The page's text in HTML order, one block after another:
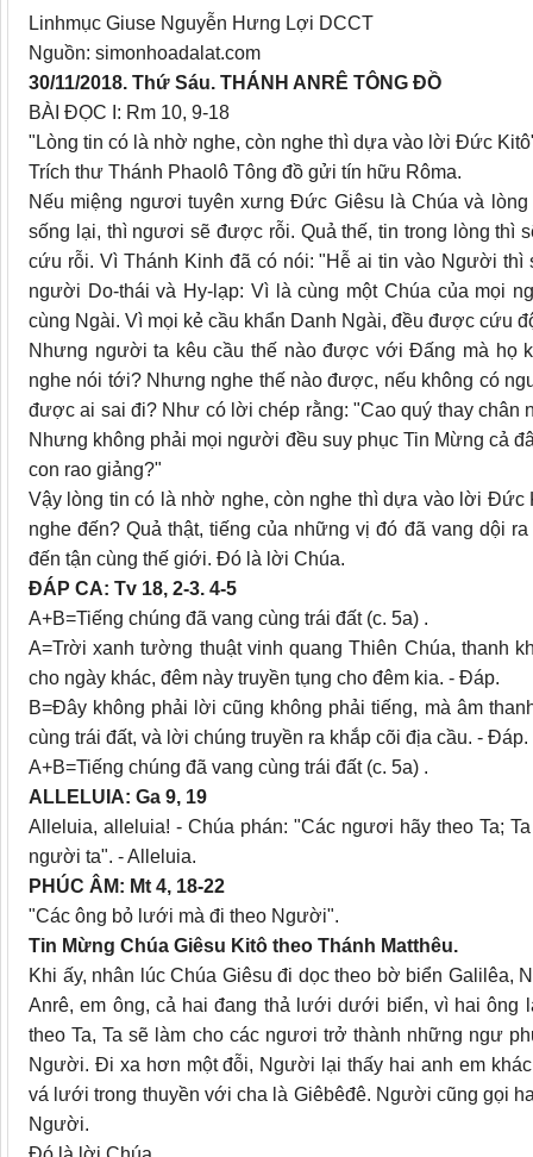
Linhmục Giuse Nguyễn Hưng Lợi DCCT
Nguồn: simonhoadalat.com
30/11/2018. Thứ Sáu. THÁNH ANRÊ TÔNG ĐỒ
BÀI ĐỌC I: Rm 10, 9-18
"Lòng tin có là nhờ nghe, còn nghe thì dựa vào lời Đức
Trích thư Thánh Phaolô Tông đồ gửi tín hữu Rôma.
Nếu miệng ngươi tuyên xưng Đức Giêsu là Chúa và
sống lại, thì ngươi sẽ được rỗi. Quả thế, tin trong lòng thì
cứu rỗi. Vì Thánh Kinh đã có nói: "Hễ ai tin vào Người
người Do-thái và Hy-lạp: Vì là cùng một Chúa của mọi
cùng Ngài. Vì mọi kẻ cầu khẩn Danh Ngài, đều được cứu
Nhưng người ta kêu cầu thế nào được với Đấng mà họ
nghe nói tới? Nhưng nghe thế nào được, nếu không có
được ai sai đi? Như có lời chép rằng: "Cao quý thay
Nhưng không phải mọi người đều suy phục Tin Mừng cả
con rao giảng?"
Vậy lòng tin có là nhờ nghe, còn nghe thì dựa vào lời
nghe đến? Quả thật, tiếng của những vị đó đã vang dội
đến tận cùng thế giới. Đó là lời Chúa.
ĐÁP CA: Tv 18, 2-3. 4-5
A+B=Tiếng chúng đã vang cùng trái đất (c. 5a) .
A=Trời xanh tường thuật vinh quang Thiên Chúa, thanh
cho ngày khác, đêm này truyền tụng cho đêm kia. - Đáp.
B=Đây không phải lời cũng không phải tiếng, mà âm
cùng trái đất, và lời chúng truyền ra khắp cõi địa cầu. - Đáp.
A+B=Tiếng chúng đã vang cùng trái đất (c. 5a) .
ALLELUIA: Ga 9, 19
Alleluia, alleluia! - Chúa phán: "Các ngươi hãy theo Ta;
người ta". - Alleluia.
PHÚC ÂM: Mt 4, 18-22
"Các ông bỏ lưới mà đi theo Người".
Tin Mừng Chúa Giêsu Kitô theo Thánh Matthêu.
Khi ấy, nhân lúc Chúa Giêsu đi dọc theo bờ biển Galilêa,
Anrê, em ông, cả hai đang thả lưới dưới biển, vì hai
theo Ta, Ta sẽ làm cho các ngươi trở thành những ngư
Người. Đi xa hơn một đỗi, Người lại thấy hai anh em
vá lưới trong thuyền với cha là Giêbêđê. Người cũng gọi
Người.